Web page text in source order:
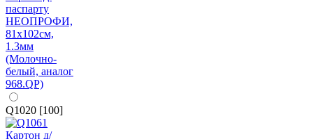
Q1020 [100]